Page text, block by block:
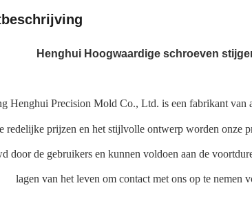
Henghui Hoogwaardige schroeven
Henghui Precision Mold Co., Ltd. is een fabrikant van
redelijke prijzen en het stijlvolle ontwerp worden onze
door de gebruikers en kunnen voldoen aan de
lagen van het leven om contact met ons op te nemen